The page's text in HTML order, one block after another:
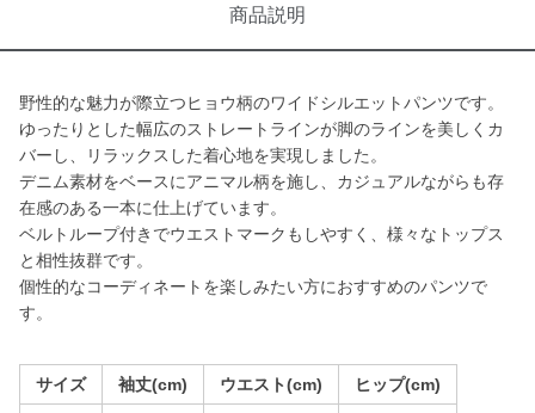
商品説明
野性的な魅力が際立つヒョウ柄のワイドシルエットパンツです。
ゆったりとした幅広のストレートラインが脚のラインを美しくカ
バーし、リラックスした着心地を実現しました。
デニム素材をベースにアニマル柄を施し、カジュアルながらも存
在感のある一本に仕上げています。
ベルトループ付きでウエストマークもしやすく、様々なトップス
と相性抜群です。
個性的なコーディネートを楽しみたい方におすすめのパンツで
す。
サイズ 袖丈(cm) ウエスト(cm) ヒップ(cm)